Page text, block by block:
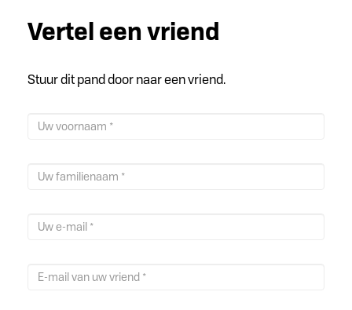
Vertel een vriend
Stuur dit pand door naar een vriend.